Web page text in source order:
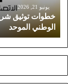
ث
ش
ر
ي
يونيو 21, 2026
الوطني الموحد